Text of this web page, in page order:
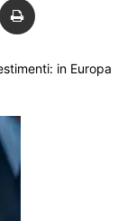
in Europa